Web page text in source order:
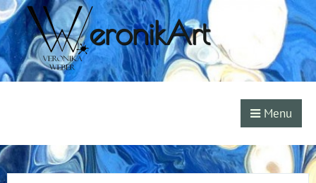
eronikArt
Menu